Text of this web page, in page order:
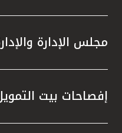
مجلس الإدارة
إفصاحات بيت